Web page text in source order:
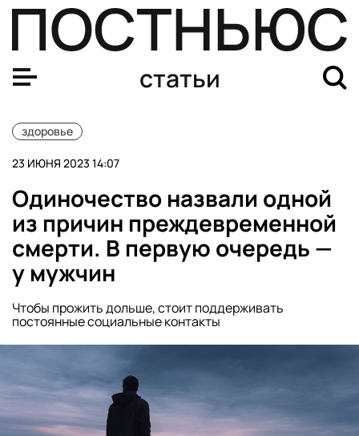
статьи
здоровье
23 ИЮНЯ 2023 14:07
Одиночество назвали одной
из причин преждевременной
смерти. В первую очередь —
у мужчин
Чтобы прожить дольше, стоит поддерживать
постоянные социальные контакты
Как йога влияет на психическое здоровье